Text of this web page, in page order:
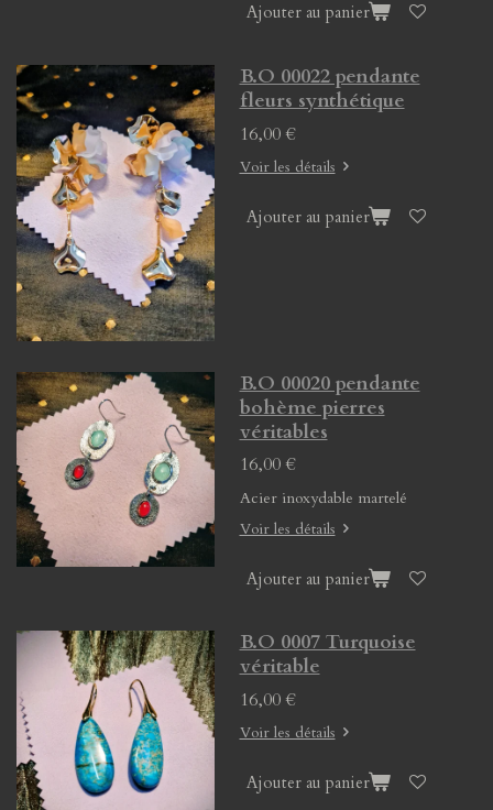
Ajouter au panier
B.O 00022 pendante
fleurs synthétique
16,00 €
Voir les détails
Ajouter au panier
B.O 00020 pendante
bohème pierres
véritables
16,00 €
Acier inoxydable martelé
Voir les détails
Ajouter au panier
B.O 0007 Turquoise
véritable
16,00 €
Voir les détails
Ajouter au panier